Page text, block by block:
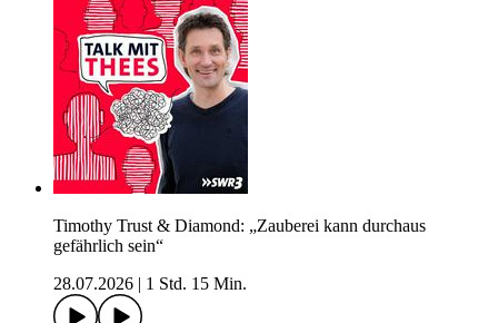
Timothy Trust & Diamond: „Zauberei kann durchaus
gefährlich sein“
28.07.2026
1 Std. 15 Min.